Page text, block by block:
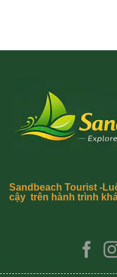
Sandbeach Tourist -
cậy trên hành trình